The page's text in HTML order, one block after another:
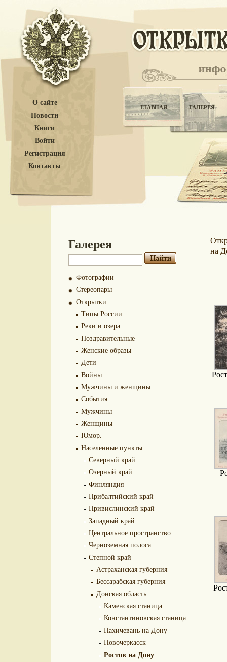
О сайте
Новости
Книги
Войти
Регистрация
Контакты
ГЛАВНАЯ ГАЛЕРЕЯ
Галерея
Фотографии
Стереопары
Открытки
Типы России
Реки и озера
Поздравительные
Женские образы
Дети
Войны
Мужчины и женщины
События
Мужчины
Женщины
Юмор.
Населенные пункты
Северный край
Озерный край
Финляндия
Прибалтийский край
Привислинский край
Западный край
Центральное пространство
Черноземная полоса
Степной край
Астраханская губерния
Бессарабская губерния
Донская область
Каменская станица
Константиновская станица
Нахичевань на Дону
Новочеркасск
Ростов на Дону
на